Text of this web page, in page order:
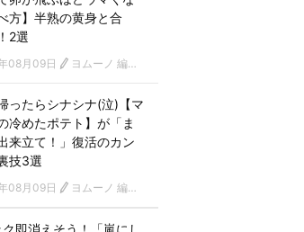
方】半熟の黄身と合
2選
08月09日 ヨムーノ 編集部
ったらシナシナ(泣)【マ
冷めたポテト】が「ま
来立て！」復活のカン
技3選
08月09日 ヨムーノ 編集部
即消えそう！「嵐にし